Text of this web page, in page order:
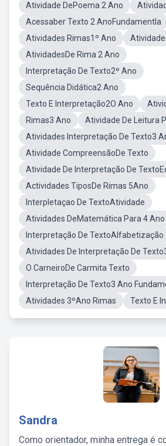
Atividade DePoema 2 Ano
Acessaber Texto 2 AnoFundamentla
Atividades Rimas1º Ano
AtividadesDe Rima 2 Ano
Interpretação De Texto2º Ano
Sequência Didática2 Ano
Texto E Interpretação2O Ano
Rimas3 Ano
Atividade De Leitura
Atividades Interpretação De Texto3
Atividade CompreensãoDe Texto
Atividade De Interpretação De
Actividades TiposDe Rimas 5Ano
Interpletaçao De TextoAtividade
Atividades DeMatemática Para 4 Ano
Interpretação De TextoAlfabetização
Atividades De Interpretação De
O CarneiroDe Carmita Texto
Interpretação De Texto3 Ano
Atividades 3ºAno Rimas
Texto E
Sandra
Como orientador, minha entrega é